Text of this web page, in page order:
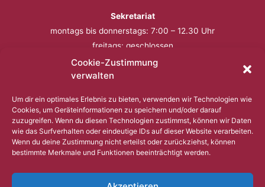
Cookie-Zustimmung
verwalten
Um dir ein optimales Erlebnis zu bieten, verwenden wir Technologien wie
Cookies, um Geräteinformationen zu speichern und/oder darauf
zuzugreifen. Wenn du diesen Technologien zustimmst, können wir Daten
wie das Surfverhalten oder eindeutige IDs auf dieser Website verarbeiten.
Wenn du deine Zustimmung nicht erteilst oder zurückziehst, können
bestimmte Merkmale und Funktionen beeinträchtigt werden.
Sekretariat
montags bis donnerstags: 7:00 – 12.30 Uhr
freitags: geschlossen
Telefon: 0201 – 57 17 430
Bitte nutzen Sie außerhalb der Öffnungszeiten den
Anrufbeantworter.